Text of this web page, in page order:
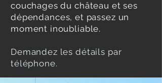
couchages du château et ses
dépendances, et passez un
moment inoubliable.
Demandez les détails par
téléphone.